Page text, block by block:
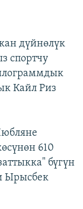
дүйнөлүк
спортчу
Кайл Риз
610
бүгүн
Ырысбек